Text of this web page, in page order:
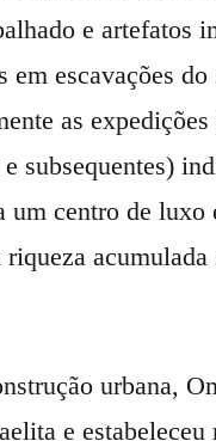
e artefatos
em escavações
as
subsequentes)
um centro de luxo
acumulada
urbana,
e estabeleceu